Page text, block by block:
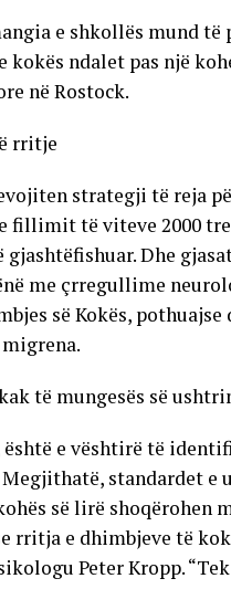
e shkollës mund
kokës ndalet pas një
në Rostock.
rritje
strategji të reja
fillimit të viteve 2000
gjashtëfishuar. Dhe
me çrregullime
së Kokës,
të mungesës së
është e vështirë të
standardet
së lirë shoqërohen
rritja e dhimbjeve të
Peter Kropp.